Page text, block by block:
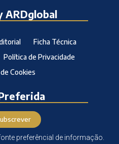
ARDglobal
Ficha Técnica
Política de Privacidade
Cookies
preferêncial de informação.